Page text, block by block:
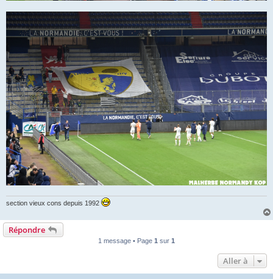
section vieux cons depuis 1992
Répondre
1 message • Page 1 sur 1
Aller à